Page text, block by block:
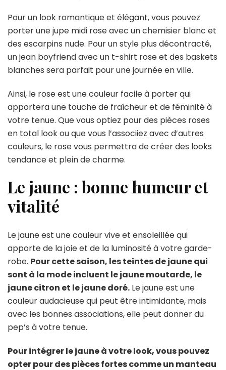
Pour un look romantique et élégant, vous pouvez
porter une jupe midi rose avec un chemisier blanc et
des escarpins nude. Pour un style plus décontracté,
un jean boyfriend avec un t-shirt rose et des baskets
blanches sera parfait pour une journée en ville.
Ainsi, le rose est une couleur facile à porter qui
apportera une touche de fraîcheur et de féminité à
votre tenue. Que vous optiez pour des pièces roses
en total look ou que vous l’associiez avec d’autres
couleurs, le rose vous permettra de créer des looks
tendance et plein de charme.
Le jaune : bonne humeur et
vitalité
Le jaune est une couleur vive et ensoleillée qui
apporte de la joie et de la luminosité à votre garde-
robe. Pour cette saison, les teintes de jaune qui
sont à la mode incluent le jaune moutarde, le
jaune citron et le jaune doré. Le jaune est une
couleur audacieuse qui peut être intimidante, mais
avec les bonnes associations, elle peut donner du
pep’s à votre tenue.
Pour intégrer le jaune à votre look, vous pouvez
opter pour des pièces fortes comme un manteau